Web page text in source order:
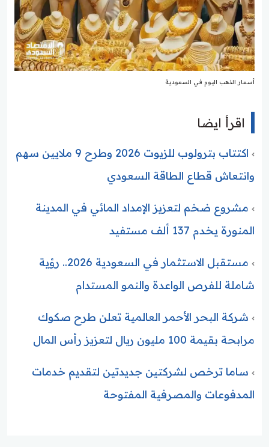
أسعار الذهب اليوم في السعودية
اقرأ ايضا
اكتتاب بترولوب للزيوت 2026 وطرح 9 ملايين سهم
وانتعاش قطاع الطاقة السعودي
مشروع ضخم لتعزيز الإمداد المائي في المدينة
المنورة يخدم 137 ألف مستفيد
مستقبل الاستثمار في السعودية 2026.. رؤية
شاملة للفرص الواعدة والنمو المستدام
شركة البحر الأحمر العالمية تعلن طرح صكوك
مرابحة بقيمة 100 مليون ريال لتعزيز رأس المال
ساما ترخص لشركتين جديدتين لتقديم خدمات
المدفوعات والمصرفية المفتوحة